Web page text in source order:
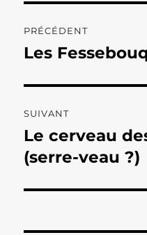
de
PRÉCÉDENT
Publication
Les
SUIVANT
Publication
suivante :
Le cerveau
(serre-veau ?)